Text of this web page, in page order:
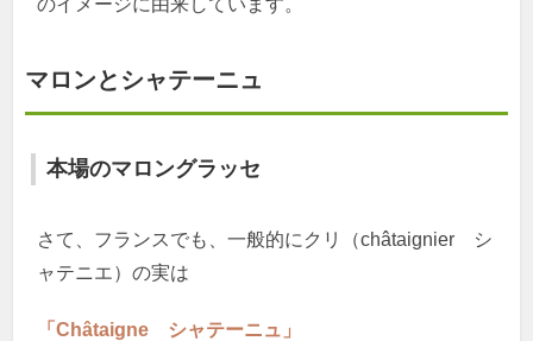
マロンとシャテーニュ
本場のマロングラッセ
さて、フランスでも、一般的にクリ（châtaignier シ
ャテニエ）の実は
「Châtaigne シャテーニュ」